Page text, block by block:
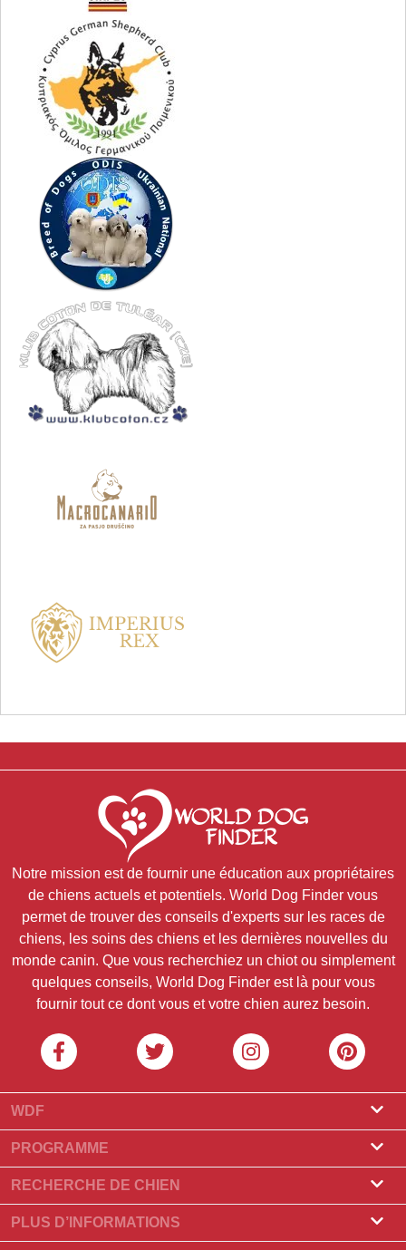
Notre mission est de fournir une éducation aux propriétaires
de chiens actuels et potentiels. World Dog Finder vous
permet de trouver des conseils d'experts sur les races de
chiens, les soins des chiens et les dernières nouvelles du
monde canin. Que vous recherchiez un chiot ou simplement
quelques conseils, World Dog Finder est là pour vous
fournir tout ce dont vous et votre chien aurez besoin.
WDF
À props de nous
Qu'est-ce que World Dog Finder
Quelles associations acceptons-nous?
Contact
PROGRAMME
Programme éleveur
Programme pour les toiletteurs
RECHERCHE DE CHIEN
Élevages de chiens
Acheter un chien
PLUS D’INFORMATIONS